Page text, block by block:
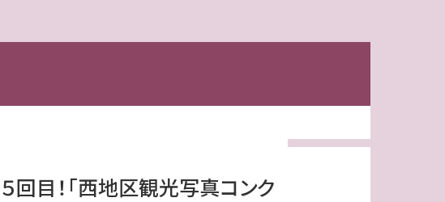
回目！「西地区観光写真コンク